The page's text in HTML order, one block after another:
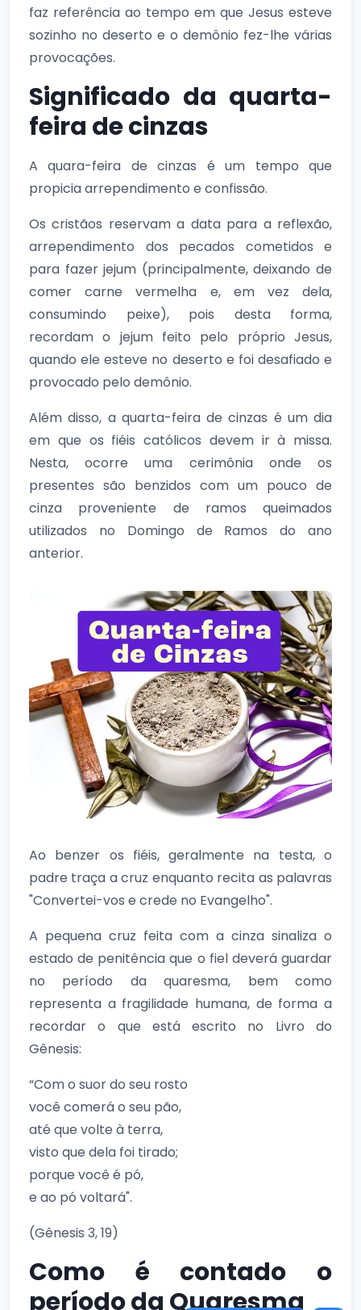
faz referência ao tempo em que Jesus esteve
sozinho no deserto e o demônio fez-lhe várias
provocações.
Significado da quarta-
feira de cinzas
A quara-feira de cinzas é um tempo que
propicia arrependimento e confissão.
Os cristãos reservam a data para a reflexão,
arrependimento dos pecados cometidos e
para fazer jejum (principalmente, deixando de
comer carne vermelha e, em vez dela,
consumindo peixe), pois desta forma,
recordam o jejum feito pelo próprio Jesus,
quando ele esteve no deserto e foi desafiado e
provocado pelo demônio.
Além disso, a quarta-feira de cinzas é um dia
em que os fiéis católicos devem ir à missa.
Nesta, ocorre uma cerimônia onde os
presentes são benzidos com um pouco de
cinza proveniente de ramos queimados
utilizados no Domingo de Ramos do ano
anterior.
Ao benzer os fiéis, geralmente na testa, o
padre traça a cruz enquanto recita as palavras
"Convertei-vos e crede no Evangelho".
A pequena cruz feita com a cinza sinaliza o
estado de penitência que o fiel deverá guardar
no período da quaresma, bem como
representa a fragilidade humana, de forma a
recordar o que está escrito no Livro do
Gênesis:
“Com o suor do seu rosto
você comerá o seu pão,
até que volte à terra,
visto que dela foi tirado;
porque você é pó,
e ao pó voltará".
(Gênesis 3, 19)
Como é contado o
período da Quaresma